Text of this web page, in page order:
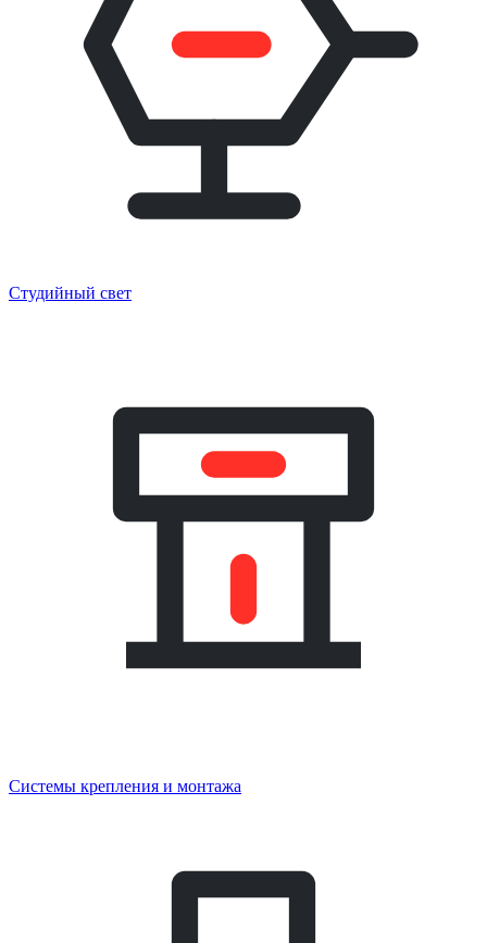
Студийный свет
Системы крепления и монтажа